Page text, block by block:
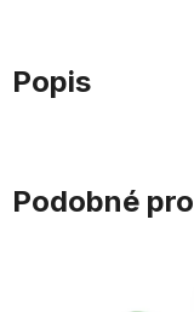
Popis
Podobné